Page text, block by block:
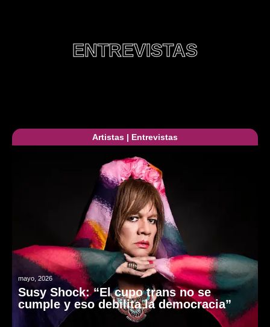
ENTREVISTAS
Artistas | Entrevistas
mayo, 2026
Susy Shock: “El cupo trans no se
cumple y eso debilita la democracia”